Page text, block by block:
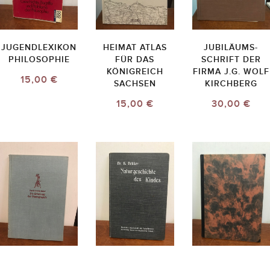
JUGENDLEXIKON
PHILOSOPHIE
15,00 €
HEIMAT ATLAS
FÜR DAS
KÖNIGREICH
SACHSEN
15,00 €
JUBILÄUMS-
SCHRIFT DER
FIRMA J.G. WOLF
KIRCHBERG
30,00 €